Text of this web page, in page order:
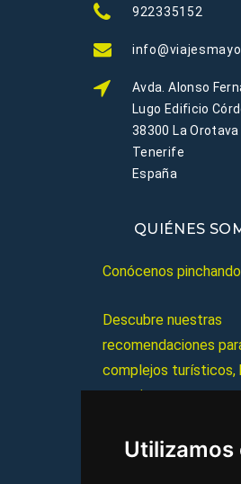
Utilizamos
922335152
Avda. Alonso
Lugo Edificio
38300 La Orotava
Tenerife
España
QUIÉNES
Conócenos
Descubre nuestras
recomendaciones
complejos turísticos,
vacaciones,